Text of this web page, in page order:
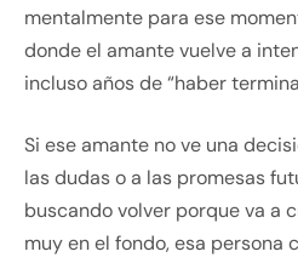
mentalmente para ese
donde el amante vuelve a
incluso años de “haber
Si ese amante no ve una
las dudas o a las promesas
buscando volver porque va a
muy en el fondo, esa persona